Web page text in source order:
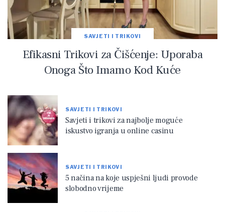
SAVJETI I TRIKOVI
Efikasni Trikovi za Čišćenje: Uporaba
Onoga Što Imamo Kod Kuće
SAVJETI I TRIKOVI
Savjeti i trikovi za najbolje moguće
iskustvo igranja u online casinu
SAVJETI I TRIKOVI
5 načina na koje uspješni ljudi provode
slobodno vrijeme